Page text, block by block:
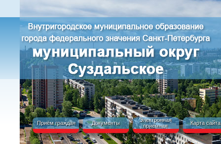
Приём граждан Документы
Электронная
приёмная
Карта сайта